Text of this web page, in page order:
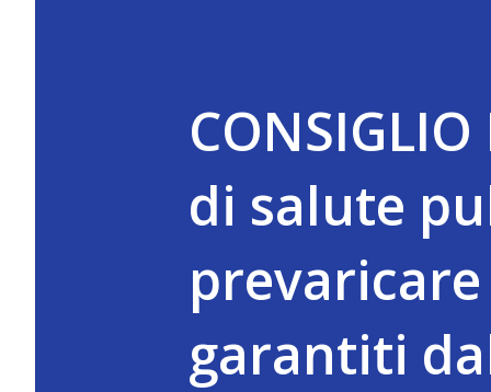
di salute
garantiti